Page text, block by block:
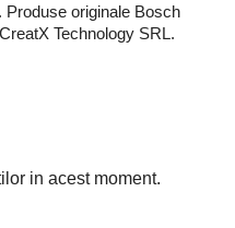
Produse originale Bosch
Technology SRL.
in acest moment.